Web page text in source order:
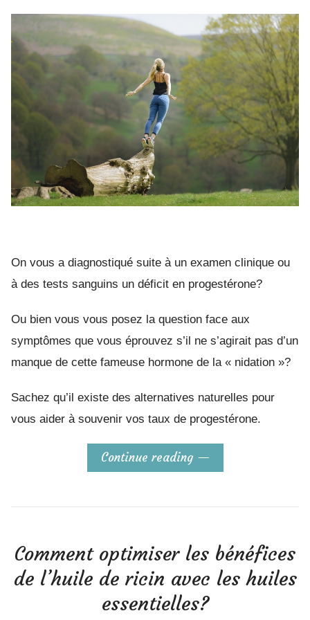
MANIÈRES
DE
STIMULER
VOTRE
On vous a diagnostiqué suite à un examen clinique ou
à des tests sanguins un déficit en progestérone?
Ou bien vous vous posez la question face aux
symptômes que vous éprouvez s’il ne s’agirait pas d’un
manque de cette fameuse hormone de la « nidation »?
Sachez qu’il existe des alternatives naturelles pour
vous aider à souvenir vos taux de progestérone.
Continue reading
Comment optimiser les bénéfices
de l’huile de ricin avec les huiles
essentielles?